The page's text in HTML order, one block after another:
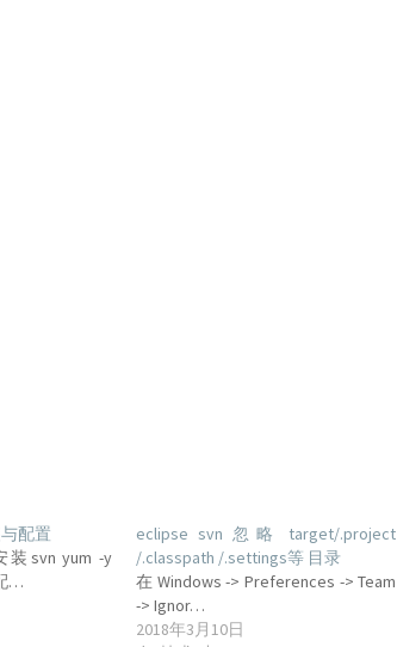
配置
装svn yum -y
…
eclipse svn 忽略 target/.project
/.classpath /.settings等 目录
在 Windows -> Preferences -> Team
-> Ignor…
2018年3月10日